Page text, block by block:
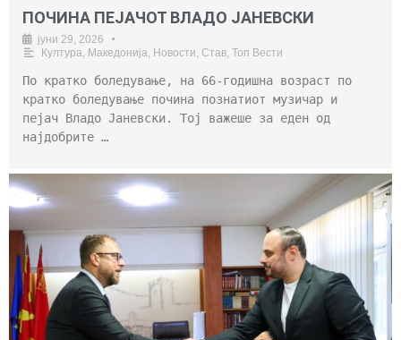
ПОЧИНА ПЕЈАЧОТ ВЛАДО ЈАНЕВСКИ
јуни 29, 2026
•
Култура, Македонија, Новости, Став, Топ Вести
По кратко боледување, на 66-годишна возраст по
кратко боледување почина познатиот музичар и
пејач Владо Јаневски. Тој важеше за еден од
најдобрите …